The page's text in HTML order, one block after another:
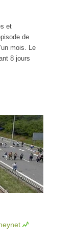
et
de
mois. Le
8 jours